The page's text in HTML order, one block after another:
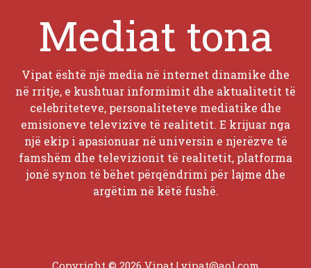
Mediat tona
Vipat është një media në internet dinamike dhe
në rritje, e kushtuar informimit dhe aktualitetit të
celebriteteve, personaliteteve mediatike dhe
emisioneve televizive të realitetit. E krijuar nga
një ekip i apasionuar në universin e njerëzve të
famshëm dhe televizionit të realitetit, platforma
jonë synon të bëhet përqëndrimi për lajme dhe
argëtim në këtë fushë.